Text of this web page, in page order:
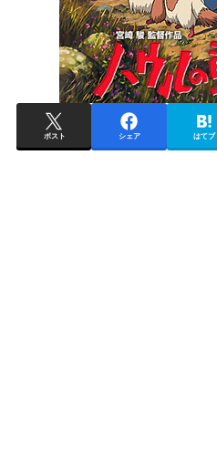
ポスト シェア はてブ